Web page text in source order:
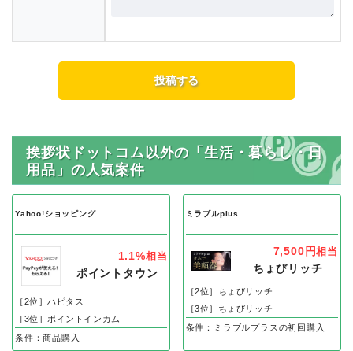
挨拶状ドットコム以外の「生活・暮らし・日
用品」の人気案件
Yahoo!ショッピング
1.1%相当
ポイントタウン
［2位］ハピタス
［3位］ポイントインカム
条件：商品購入
ミラブルplus
7,500円相当
ちょびリッチ
［2位］ちょびリッチ
［3位］ちょびリッチ
条件：ミラブルプラスの初回購入